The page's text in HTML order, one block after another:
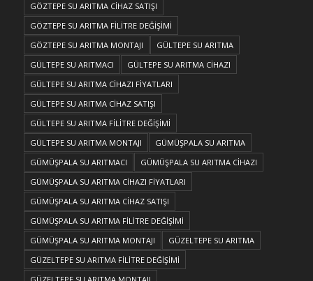
GÖZTEPE SU ARITMA CİHAZ SATIŞI
GÖZTEPE SU ARITMA FİLİTRE DEĞİŞİMİ
GÖZTEPE SU ARITMA MONTAJI
GÜLTEPE SU ARITMA
GÜLTEPE SU ARITMACI
GÜLTEPE SU ARITMA CİHAZI
GÜLTEPE SU ARITMA CİHAZI FİYATLARI
GÜLTEPE SU ARITMA CİHAZ SATIŞI
GÜLTEPE SU ARITMA FİLİTRE DEĞİŞİMİ
GÜLTEPE SU ARITMA MONTAJI
GÜMÜŞPALA SU ARITMA
GÜMÜŞPALA SU ARITMACI
GÜMÜŞPALA SU ARITMA CİHAZI
GÜMÜŞPALA SU ARITMA CİHAZI FİYATLARI
GÜMÜŞPALA SU ARITMA CİHAZ SATIŞI
GÜMÜŞPALA SU ARITMA FİLİTRE DEĞİŞİMİ
GÜMÜŞPALA SU ARITMA MONTAJI
GÜZELTEPE SU ARITMA
GÜZELTEPE SU ARITMA FİLİTRE DEĞİŞİMİ